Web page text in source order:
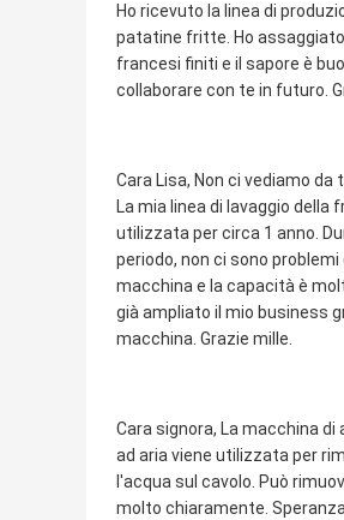
Ho ricevuto la linea di
patatine fritte. Ho
francesi finiti e il sapore è
collaborare con te in futuro.
Cara Lisa, Non ci vediamo da
La mia linea di lavaggio
utilizzata per circa 1 anno.
periodo, non ci sono problemi
macchina e la capacità è
già ampliato il mio business
macchina. Grazie mille.
Cara signora, La macchina
ad aria viene utilizzata per
l'acqua sul cavolo. Può
molto chiaramente.